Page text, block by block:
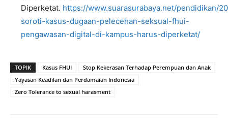
Diperketat. https://www.suarasurabaya.net/pendidikan/
soroti-kasus-dugaan-pelecehan-seksual-fhui-
pengawasan-digital-di-kampus-harus-diperketat/
TOPIK Kasus FHUI
Stop Kekerasan Terhadap Perempuan dan Anak
Yayasan Keadilan dan Perdamaian Indonesia
Zero Tolerance to sexual harasment